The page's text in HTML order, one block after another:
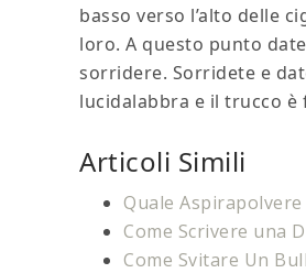
basso verso l’alto delle
loro. A questo punto
sorridere. Sorridete e
lucidalabbra e il trucco è
Articoli Simili
Quale
Come Scrivere una
Come Svitare Un